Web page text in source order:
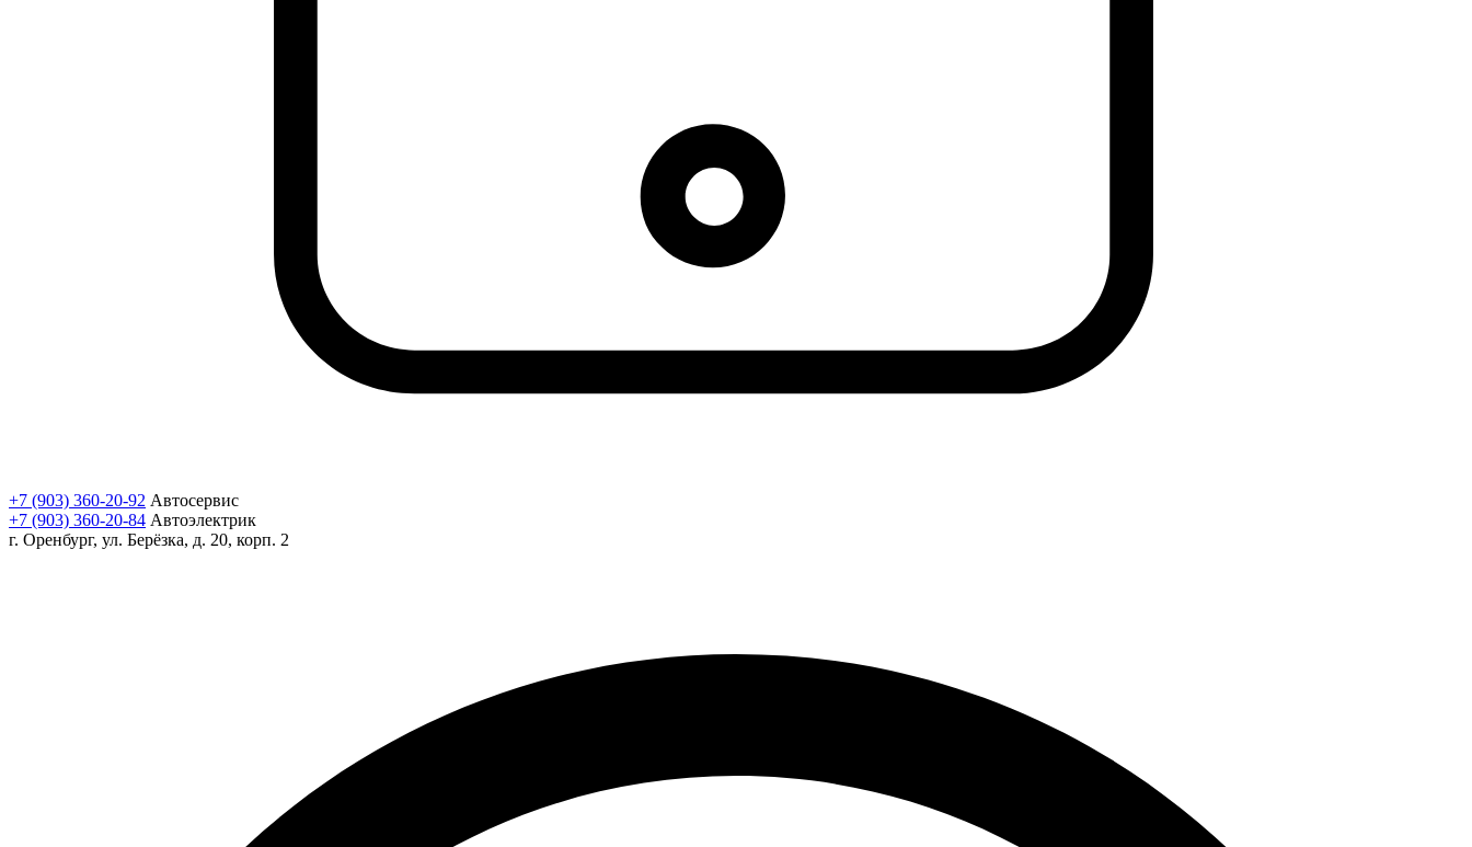
+7 (903) 360-20-92 Автосервис
+7 (903) 360-20-84 Автоэлектрик
г. Оренбург, ул. Берёзка, д. 20, корп. 2